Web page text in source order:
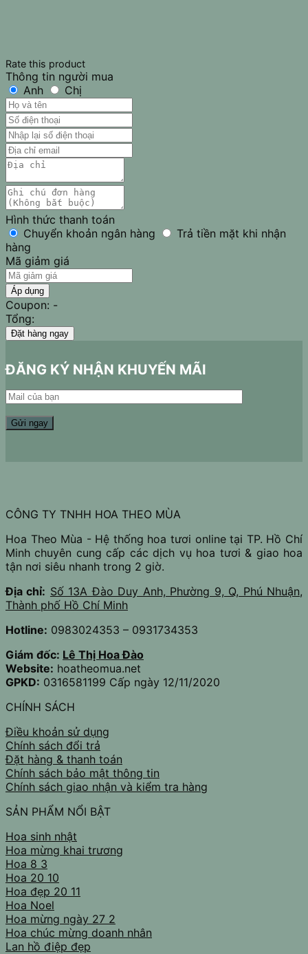
Rate this product
Thông tin người mua
Anh
Chị
Hình thức thanh toán
Chuyển khoản ngân hàng
Trả tiền mặt khi nhận
hàng
Mã giảm giá
Áp dụng
Coupon: -
Tổng:
Đặt hàng ngay
ĐĂNG KÝ NHẬN KHUYẾN MÃI
CÔNG TY TNHH HOA THEO MÙA
Hoa Theo Mùa - Hệ thống hoa tươi online tại TP. Hồ Chí
Minh chuyên cung cấp các dịch vụ hoa tươi & giao hoa
tận nơi siêu nhanh trong 2 giờ.
Địa chỉ: Số 13A Đào Duy Anh, Phường 9, Q, Phú Nhuận,
Thành phố Hồ Chí Minh
Hotline: 0983024353 – 0931734353
Giám đốc: Lê Thị Hoa Đào
Website: hoatheomua.net
GPKD: 0316581199 Cấp ngày 12/11/2020
CHÍNH SÁCH
Điều khoản sử dụng
Chính sách đổi trả
Đặt hàng & thanh toán
Chính sách bảo mật thông tin
Chính sách giao nhận và kiểm tra hàng
SẢN PHẨM NỔI BẬT
Hoa sinh nhật
Hoa mừng khai trương
Hoa 8 3
Hoa 20 10
Hoa đẹp 20 11
Hoa Noel
Hoa mừng ngày 27 2
Hoa chúc mừng doanh nhân
Lan hồ điệp đẹp